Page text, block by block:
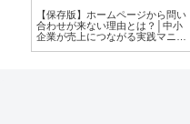
【保存版】ホームページから問い
合わせが来ない理由とは？│中小
企業が売上につながる実践マニュ